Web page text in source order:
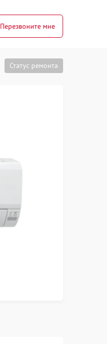
Перезвоните мне
Статус ремонта